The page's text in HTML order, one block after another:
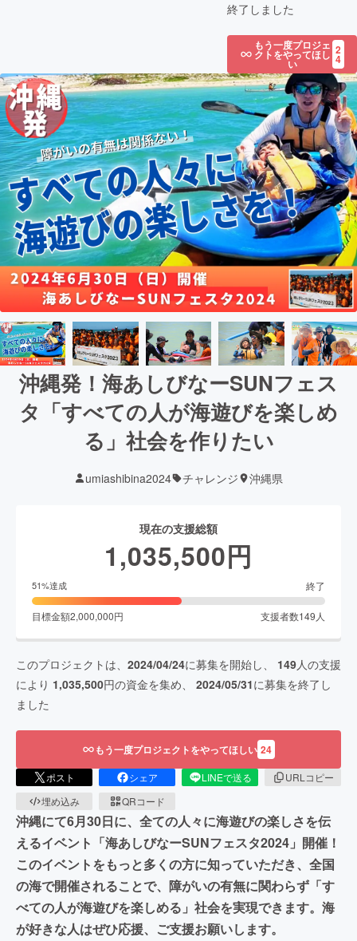
終了しました
もう一度プロジェ
クトをやってほし
い
2
4
沖縄発！海あしびなーSUNフェス
タ「すべての人が海遊びを楽しめ
る」社会を作りたい
umiashibina2024 チャレンジ 沖縄県
現在の支援総額
1,035,500円
51%達成 終了
目標金額2,000,000円 支援者数149 人
このプロジェクトは、 2024/04/24に募集を開始し、 149人の支援
により 1,035,500円の資金を集め、 2024/05/31に募集を終了し
ました
もう一度プロジェクトをやってほしい 24
ポスト シェア LINEで送る
URLコピー
埋め込み
QRコード
沖縄にて6月30日に、全ての人々に海遊びの楽しさを伝
えるイベント「海あしびなーSUNフェスタ2024」開催！
このイベントをもっと多くの方に知っていただき、全国
の海で開催されることで、障がいの有無に関わらず「す
べての人が海遊びを楽しめる」社会を実現できます。海
が好きな人はぜひ応援、ご支援お願いします。